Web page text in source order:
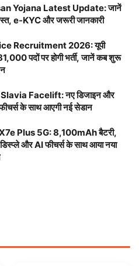
Yojana Latest Update: जानें
e-KYC और जरूरी जानकारी
Recruitment 2026: यूपी
पदों पर होगी भर्ती, जानें कब शुरू
Facelift: नए डिजाइन और
फीचर्स के साथ आएगी नई सेडान
Plus 5G: 8,100mAh बैटरी,
और AI फीचर्स के साथ आया नया